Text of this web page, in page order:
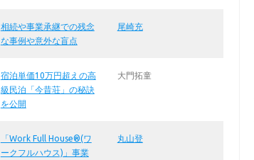
相続や事業承継での残念
な事例や意外な盲点
尾崎充
宿泊単価10万円超えの高
級民泊「今昔荘」の秘訣
を公開
大門拓童
「Work Full House®(ワ
ークフルハウス)」事業
丸山登